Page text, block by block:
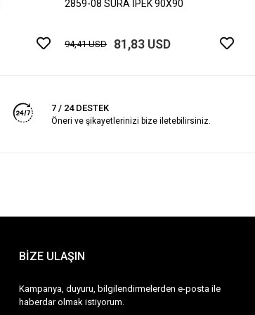
2859-08 SURA İPEK 90X90
94,41 USD 81,83 USD
7 / 24 DESTEK
Öneri ve şikayetlerinizi bize iletebilirsiniz.
BİZE ULAŞIN
Kampanya, duyuru, bilgilendirmelerden e-posta ile
haberdar olmak istiyorum.